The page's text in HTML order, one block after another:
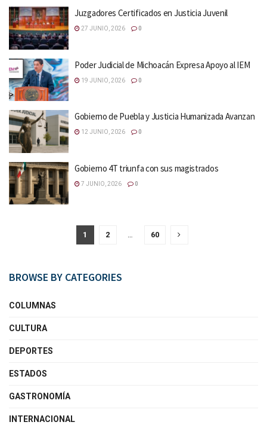
Juzgadores Certificados en Justicia Juvenil
27 JUNIO, 2026 0
Poder Judicial de Michoacán Expresa Apoyo al IEM
19 JUNIO, 2026 0
Gobierno de Puebla y Justicia Humanizada Avanzan
12 JUNIO, 2026 0
Gobierno 4T triunfa con sus magistrados
7 JUNIO, 2026 0
1 2 … 60
BROWSE BY CATEGORIES
COLUMNAS
CULTURA
DEPORTES
ESTADOS
GASTRONOMÍA
INTERNACIONAL